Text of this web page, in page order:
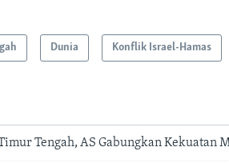
Dunia Konflik Israel-Hamas
Tengah, AS Gabungkan Kekuatan